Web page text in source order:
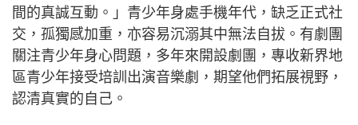
間的真誠互動。」青少年身處手機年代，缺乏正式社
交，孤獨感加重，亦容易沉溺其中無法自拔。有劇團
關注青少年身心問題，多年來開設劇團，專收新界地
區青少年接受培訓出演音樂劇，期望他們拓展視野，
認清真實的自己。